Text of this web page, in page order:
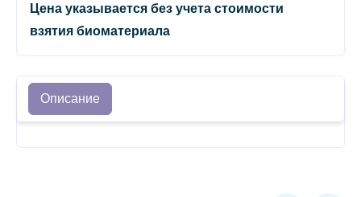
Цена указывается без учета стоимости
взятия биоматериала
Описание